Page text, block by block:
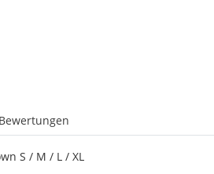
Bewertungen
S / M / L / XL